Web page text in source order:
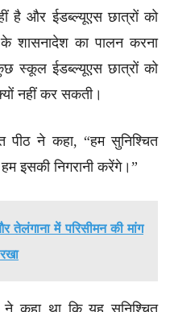
है और ईडब्ल्यूएस छात्रों को
शासनादेश का पालन करना
स्कूल ईडब्ल्यूएस छात्रों को
नहीं कर सकती।
पीठ ने कहा, “हम सुनिश्चित
इसकी निगरानी करेंगे।”
तेलंगाना में परिसीमन की मांग
कहा था कि यह सुनिश्चित